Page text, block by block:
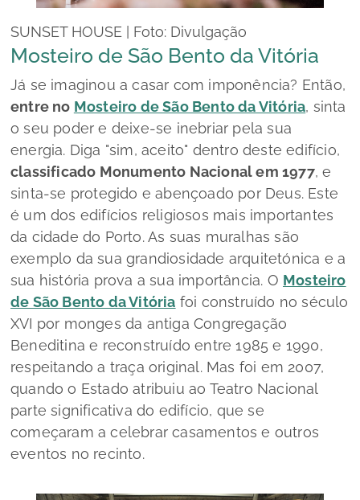
SUNSET HOUSE | Foto: Divulgação
Mosteiro de São Bento da Vitória
Já se imaginou a casar com imponência? Então,
entre no Mosteiro de São Bento da Vitória, sinta
o seu poder e deixe-se inebriar pela sua
energia. Diga "sim, aceito" dentro deste edifício,
classificado Monumento Nacional em 1977, e
sinta-se protegido e abençoado por Deus. Este
é um dos edifícios religiosos mais importantes
da cidade do Porto. As suas muralhas são
exemplo da sua grandiosidade arquitetónica e a
sua história prova a sua importância. O Mosteiro
de São Bento da Vitória foi construído no século
XVI por monges da antiga Congregação
Beneditina e reconstruído entre 1985 e 1990,
respeitando a traça original. Mas foi em 2007,
quando o Estado atribuiu ao Teatro Nacional
parte significativa do edifício, que se
começaram a celebrar casamentos e outros
eventos no recinto.